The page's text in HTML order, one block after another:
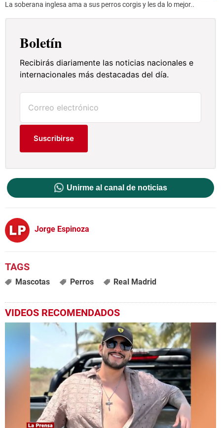
La soberana inglesa ama a sus perros corgis y les da lo mejor..
Boletín
Recibirás diariamente las noticias nacionales e
internacionales más destacadas del día.
Suscribirse
Unirme al canal de noticias
Jorge Espinoza
Mascotas Perros Real Madrid
VIDEOS RECOMENDADOS